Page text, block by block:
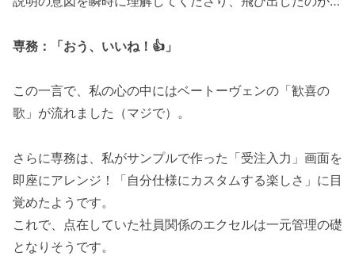
専務：「おう、いいね！👍」
この一言で、私の心の中にはベートーヴェンの「歓喜の
歌」が流れました（マジで）。
さらに専務は、私がサンプルで作った「受注入力」画面を
即座にアレンジ！「自分仕様にカスタムする楽しさ」に目
覚めたようです。
これで、点在していた社員関係のエクセルは一元管理の礎
となりそうです。